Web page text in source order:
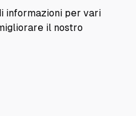
informazioni per vari
il nostro